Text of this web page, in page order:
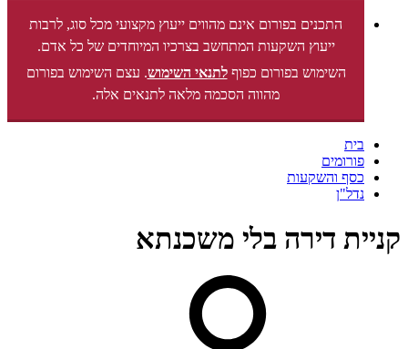
התכנים בפורום אינם מהווים ייעוץ מקצועי מכל סוג, לרבות
ייעוץ השקעות המתחשב בצרכיו המיוחדים של כל אדם.
השימוש בפורום כפוףלתנאי השימוש. עצם השימוש בפורום
מהווה הסכמה מלאה לתנאים אלה.
בית
פורומים
כסף והשקעות
נדל"ן
קניית דירה בלי משכנתא